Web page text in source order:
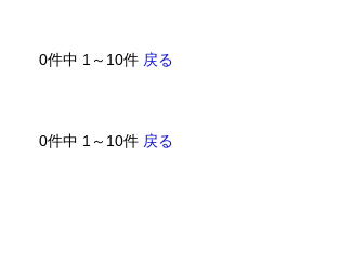
0件中 1～10件 戻る
0件中 1～10件 戻る